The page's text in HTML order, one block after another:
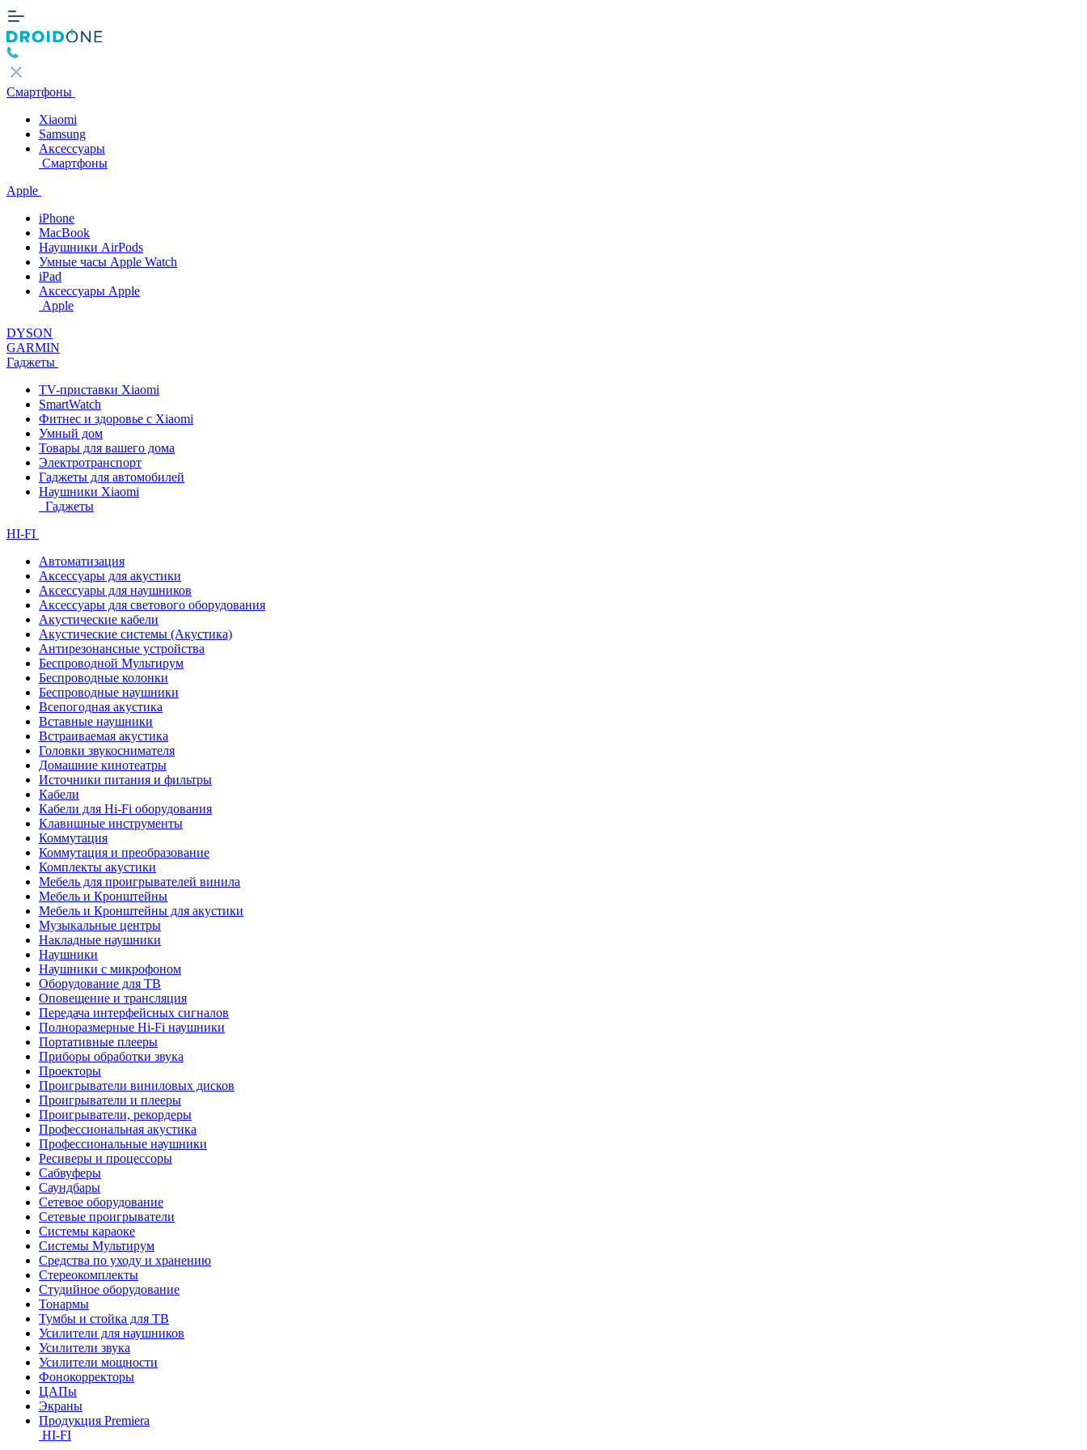
Смартфоны
Xiaomi
Samsung
Аксессуары
Смартфоны
Apple
iPhone
MacBook
Наушники AirPods
Умные часы Apple Watch
iPad
Аксессуары Apple
Apple
DYSON
GARMIN
Гаджеты
TV-приставки Xiaomi
SmartWatch
Фитнес и здоровье с Xiaomi
Умный дом
Товары для вашего дома
Электротранспорт
Гаджеты для автомобилей
Наушники Xiaomi
Гаджеты
HI-FI
Автоматизация
Аксессуары для акустики
Аксессуары для наушников
Аксессуары для светового оборудования
Акустические кабели
Акустические системы (Акустика)
Антирезонансные устройства
Беспроводной Мультирум
Беспроводные колонки
Беспроводные наушники
Всепогодная акустика
Вставные наушники
Встраиваемая акустика
Головки звукоснимателя
Домашние кинотеатры
Источники питания и фильтры
Кабели
Кабели для Hi-Fi оборудования
Клавишные инструменты
Коммутация
Коммутация и преобразование
Комплекты акустики
Мебель для проигрывателей винила
Мебель и Кронштейны
Мебель и Кронштейны для акустики
Музыкальные центры
Накладные наушники
Наушники
Наушники с микрофоном
Оборудование для ТВ
Оповещение и трансляция
Передача интерфейсных сигналов
Полноразмерные Hi-Fi наушники
Портативные плееры
Приборы обработки звука
Проекторы
Проигрыватели виниловых дисков
Проигрыватели и плееры
Проигрыватели, рекордеры
Профессиональная акустика
Профессиональные наушники
Ресиверы и процессоры
Сабвуферы
Саундбары
Сетевое оборудование
Сетевые проигрыватели
Системы караоке
Системы Мультирум
Средства по уходу и хранению
Стереокомплекты
Студийное оборудование
Тонармы
Тумбы и стойка для ТВ
Усилители для наушников
Усилители звука
Усилители мощности
Фонокорректоры
ЦАПы
Экраны
Продукция Premiera
HI-FI